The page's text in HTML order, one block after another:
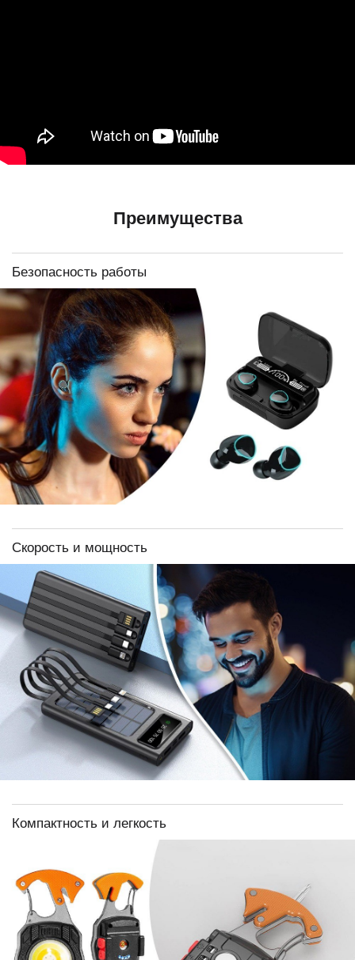
Преимущества
Безопасность работы
Скорость и мощность
Компактность и легкость